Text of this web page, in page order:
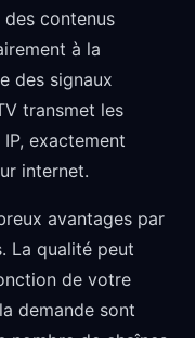
contenus
à la
des signaux
transmet les
exactement
internet.
avantages par
La qualité peut
de votre
demande sont